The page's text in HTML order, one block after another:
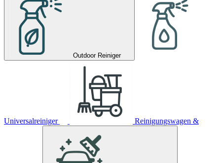
Outdoor Reiniger
Universalreiniger Reinigungswagen &